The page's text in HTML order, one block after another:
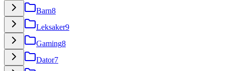
Barn8
Leksaker9
Gaming8
Dator7